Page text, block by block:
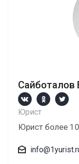
Юрист
Юрист более